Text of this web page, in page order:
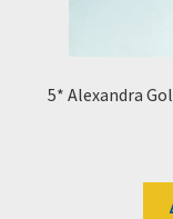
5* Alexandra